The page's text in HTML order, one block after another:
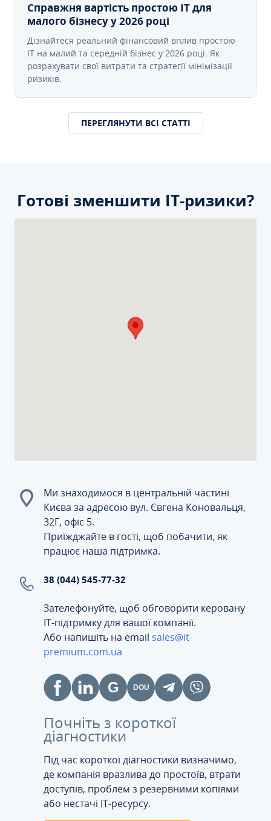
Справжня вартість простою IT для
малого бізнесу у 2026 році
Дізнайтеся реальний фінансовий вплив простою
IT на малий та середній бізнес у 2026 році. Як
розрахувати свої витрати та стратегії мінімізації
ризиків.
ПЕРЕГЛЯНУТИ ВСІ СТАТТІ
Готові зменшити ІТ-ризики?
Ми знаходимося в центральній частині
Києва за адресою вул. Євгена Коновальця,
32Г, офіс 5.
Приїжджайте в гості, щоб побачити, як
працює наша підтримка.
38 (044) 545-77-32
Зателефонуйте, щоб обговорити керовану
ІТ-підтримку для вашої компанії.
Або напишіть на email sales@it-
premium.com.ua
Почніть з короткої
діагностики
Під час короткої діагностики визначимо,
де компанія вразлива до простоїв, втрати
доступів, проблем з резервними копіями
або нестачі IT-ресурсу.